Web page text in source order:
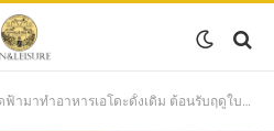
เอโดะดั้งเดิม ต้อนรับฤดูใบไม้ร่วงของญี่ปุ่น ช่วงเวลาที่อาหารอร่อยที่สุดกับเมนูพิเศษจากเชฟโอซาก้าที่ ห้องอาหาร Takumi, Swissotel Bangkok Ratchada